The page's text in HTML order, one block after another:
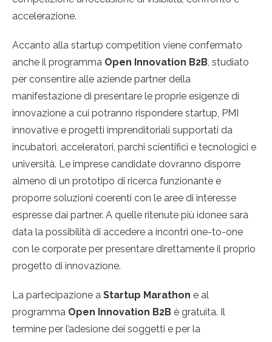
accelerazione.
Accanto alla startup competition viene confermato
anche il programma Open Innovation B2B , studiato
per consentire alle aziende partner della
manifestazione di presentare le proprie esigenze di
innovazione a cui potranno rispondere startup, PMI
innovative e progetti imprenditoriali supportati da
incubatori, acceleratori, parchi scientifici e tecnologici e
università. Le imprese candidate dovranno disporre
almeno di un prototipo di ricerca funzionante e
proporre soluzioni coerenti con le aree di interesse
espresse dai partner. A quelle ritenute più idonee sarà
data la possibilità di accedere a incontri one-to-one
con le corporate per presentare direttamente il proprio
progetto di innovazione.
La partecipazione a Startup Marathon e al
programma Open Innovation B2B è gratuita. Il
termine per l’adesione dei soggetti e per la